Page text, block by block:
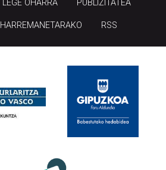
LEGE OHARRA PUBLIZITATEA
HARREMANETARAKO RSS